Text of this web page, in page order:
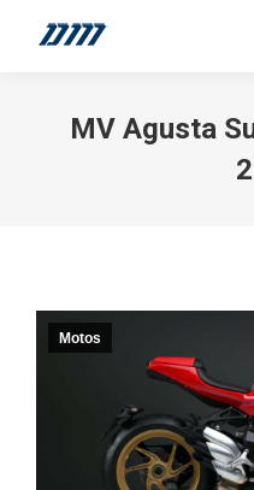
MV Agusta
Motos